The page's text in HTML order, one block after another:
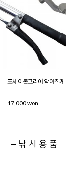
포세이돈코리아 악어집게
17,000 won
낚시용품